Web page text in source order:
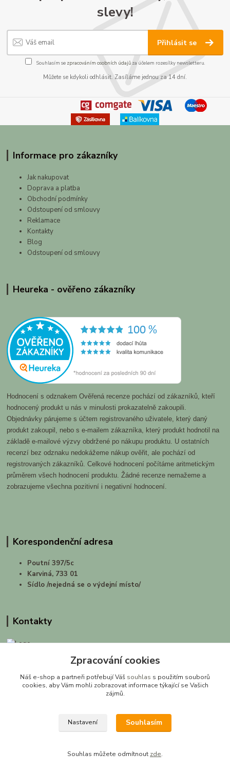
slevy!
Přihlásit se
Souhlasím se zpracováním osobních údajůza účelem rozesílky newsletteru.
Můžete se kdykoli odhlásit. Zasíláme jednou za 14 dní.
Informace pro zákazníky
Jak nakupovat
Doprava a platba
Obchodní podmínky
Odstoupení od smlouvy
Reklamace
Kontakty
Blog
Odstoupení od smlouvy
Heureka - ověřeno zákazníky
Hodnocení s odznakem Ověřená recenze pochází od zákazníků, kteří
hodnocený produkt u nás v minulosti prokazatelně zakoupili.
Objednávky párujeme s účtem registrovaného uživatele, který daný
produkt zakoupil, nebo s e-mailem zákazníka, který produkt hodnotil na
základě e-mailové výzvy obdržené po nákupu produktu. U ostatních
recenzí bez odznaku nedokážeme nákup ověřit, ale pochází od
registrovaných zákazníků. Celkové hodnocení počítáme aritmetickým
průměrem všech hodnocení produktu. Žádné recenze nemažeme a
zobrazujeme všechna pozitivní i negativní hodnocení.
Korespondenční adresa
Poutní 397/5c
Karviná, 733 01
Sídlo /nejedná se o výdejní místo/
Kontakty
Gabriela Pawlasová Koppová
Zpracování cookies
Náš e-shop a partneři potřebují Váš souhlas s použitím souborů
cookies, aby Vám mohli zobrazovat informace týkající se Vašich
zájmů.
Nastavení Souhlasím
Souhlas můžete odmítnout zde.